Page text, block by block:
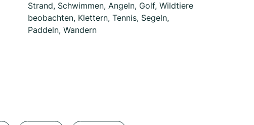
Strand, Schwimmen, Angeln, Golf, Wildtiere
beobachten, Klettern, Tennis, Segeln,
Paddeln, Wandern